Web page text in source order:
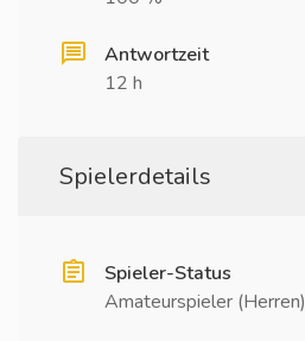
Antwortzeit
12 h
Spielerdetails
Spieler-Status
Amateurspieler (Herren)